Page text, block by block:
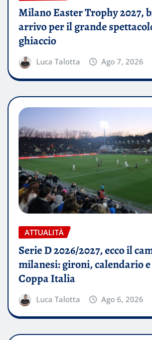
Milano Easter Trophy 2027,
arrivo per il grande
ghiaccio
Luca Talotta Ago 7, 2026
ATTUALITÀ
Serie D 2026/2027, ecco il
milanesi: gironi, calendario
Coppa Italia
Luca Talotta Ago 6, 2026